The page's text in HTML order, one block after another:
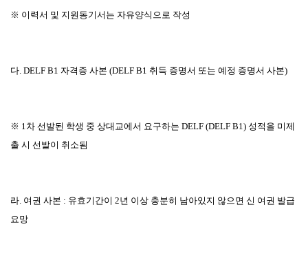
※ 이력서 및 지원동기서는 자유양식으로 작성
다. DELF B1 자격증 사본 (DELF B1 취득 증명서 또는 예정 증명서 사본)
※ 1차 선발된 학생 중 상대교에서 요구하는 DELF (DELF B1) 성적을 미제
출 시 선발이 취소됨
라. 여권 사본 : 유효기간이 2년 이상 충분히 남아있지 않으면 신 여권 발급
요망